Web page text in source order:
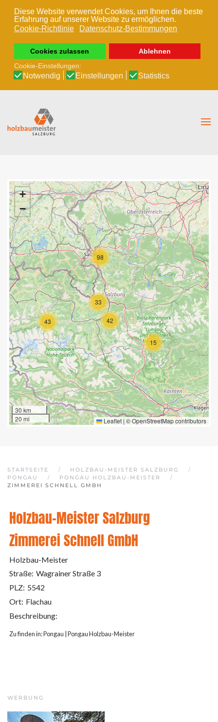
Diese Website verwendet Cookies, um Ihnen die beste
Erfahrung auf unserer Website zu ermöglichen.
Cookie-Richtlinie
Datenschutz-Bestimmungen
Cookies zulassen
Ablehnen
Cookie-Einstellungen:
Notwendig Einstellungen Statistics
Zum Hauptinhalt springen
15
33
42
43
98
+
−
30 km
20 mi
Leaflet | ©OpenStreetMapcontributors
STARTSEITE
HOLZBAU-MEISTER SALZBURG
PONGAU
PONGAU HOLZBAU-MEISTER
ZIMMEREI SCHNELL GMBH
Holzbau-Meister Salzburg
Zimmerei Schnell GmbH
Holzbau-Meister
Straße: Wagrainer Straße 3
PLZ: 5542
Ort: Flachau
Beschreibung:
Zu finden in:Pongau Pongau Holzbau-Meister
WERBUNG